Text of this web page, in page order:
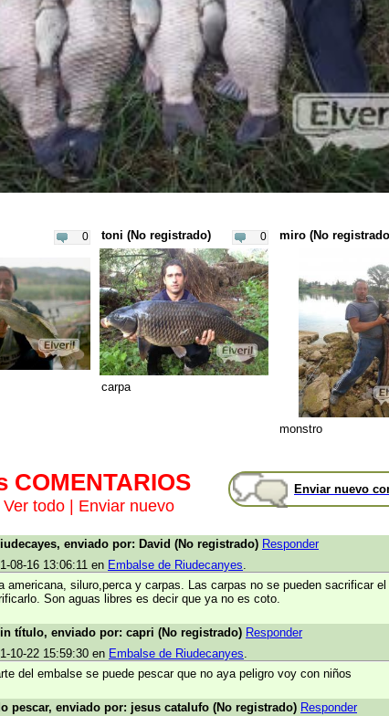
0 0
toni (No registrado)
carpa
miro (No
monstro
Enviar nuevo
COMENTARIOS
Ver todo
Enviar nuevo
enviado por: David (No registrado) Responder
08-16 13:06:11 en Embalse de Riudecanyes.
americana, siluro,perca y carpas. Las carpas no se pueden sacrificar el
Son aguas libres es decir que ya no es coto.
título, enviado por: capri (No registrado) Responder
10-22 15:59:30 en Embalse de Riudecanyes.
del embalse se puede pescar que no aya peligro voy con niños
pescar, enviado por: jesus catalufo (No registrado) Responder